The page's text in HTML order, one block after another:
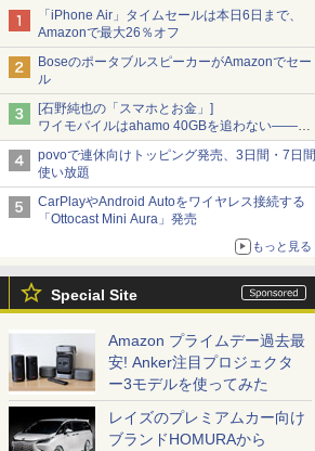
「iPhone Air」タイムセールは本日6日まで、
Amazonで最大26％オフ
BoseのポータブルスピーカーがAmazonでセー
ル
[石野純也の「スマホとお金」]
ワイモバイルはahamo 40GBを追わない――単
身向け「超おトク割」の安さと1年限定の注意
点
povoで連休向けトッピング発売、3日間・7日間
使い放題
CarPlayやAndroid Autoをワイヤレス接続する
「Ottocast Mini Aura」発売
もっと見る
Special Site
Amazon プライムデー過去最
安! Anker注目プロジェクタ
ー3モデルを使ってみた
レイズのプレミアムカー向け
ブランドHOMURAから